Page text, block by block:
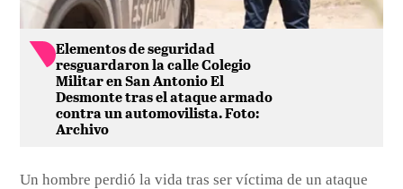
Elementos de seguridad
resguardaron la calle Colegio
Militar en San Antonio El
Desmonte tras el ataque armado
contra un automovilista. Foto:
Archivo
Un hombre perdió la vida tras ser víctima de un ataque